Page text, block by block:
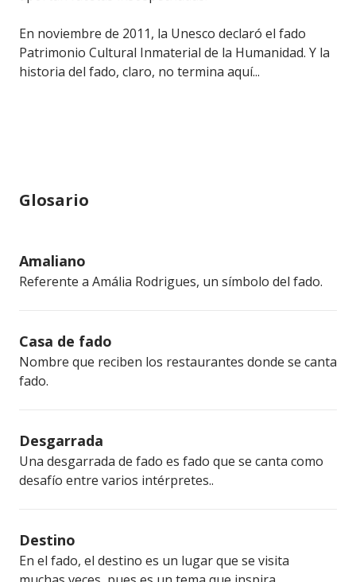
En noviembre de 2011, la Unesco declaró el fado
Patrimonio Cultural Inmaterial de la Humanidad. Y la
historia del fado, claro, no termina aquí...
Glosario
Amaliano
Referente a Amália Rodrigues, un símbolo del fado.
Casa de fado
Nombre que reciben los restaurantes donde se canta
fado.
Desgarrada
Una desgarrada de fado es fado que se canta como
desafío entre varios intérpretes..
Destino
En el fado, el destino es un lugar que se visita